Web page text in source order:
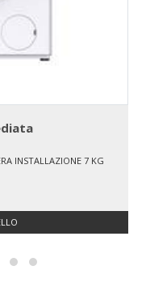
INSTALLAZIONE 7 KG